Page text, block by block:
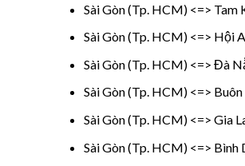
Sài Gòn (Tp. HCM) <=> Tam
Sài Gòn (Tp. HCM) <=> Hội
Sài Gòn (Tp. HCM) <=> Đà
Sài Gòn (Tp. HCM) <=>
Sài Gòn (Tp. HCM) <=> Gia
Sài Gòn (Tp. HCM) <=>